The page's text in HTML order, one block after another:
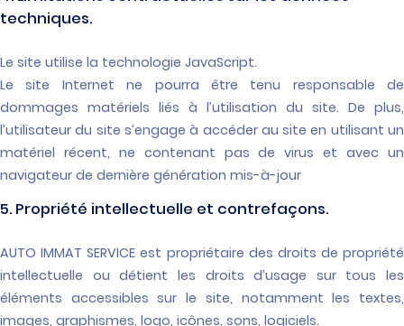
techniques.
Le site utilise la technologie JavaScript.
Le site Internet ne pourra être tenu responsable de
dommages matériels liés à l’utilisation du site. De plus,
l’utilisateur du site s’engage à accéder au site en utilisant un
matériel récent, ne contenant pas de virus et avec un
navigateur de dernière génération mis-à-jour
5. Propriété intellectuelle et contrefaçons.
AUTO IMMAT SERVICE est propriétaire des droits de propriété
intellectuelle ou détient les droits d’usage sur tous les
éléments accessibles sur le site, notamment les textes,
images, graphismes, logo, icônes, sons, logiciels.